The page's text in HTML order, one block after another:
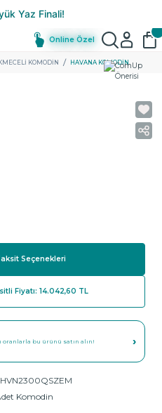
Online Özel
KOMODIN HAVANA KOMODIN
Seçenekleri
Fiyatı: 14.042,60 TL
oranlarla bu ürünü satın alın! ›
Komodin